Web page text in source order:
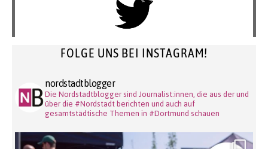
FOLGE UNS BEI INSTAGRAM!
nordstadtblogger
Die Nordstadtblogger sind Journalist:innen, die aus der und
über die #Nordstadt berichten und auch auf
gesamtstädtische Themen in #Dortmund schauen